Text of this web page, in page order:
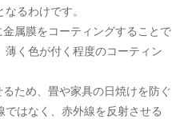
るわけです。
属膜をコーティングすることで
く色が付く程度のコーティン
ため、畳や家具の日焼けを防ぐ
はなく、赤外線を反射させる